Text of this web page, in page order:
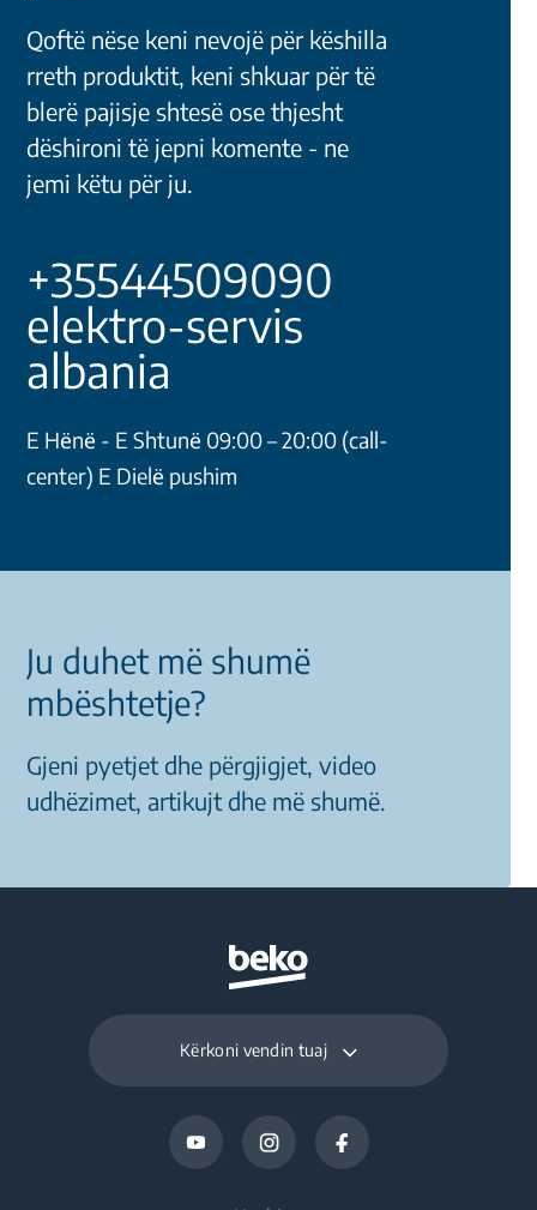
Qoftë nëse keni nevojë për këshilla
rreth produktit, keni shkuar për të
blerë pajisje shtesë ose thjesht
dëshironi të jepni komente - ne
jemi këtu për ju.
+35544509090
elektro-servis
albania
E Hёnё - E Shtunё 09:00 – 20:00 (call-
center) E Dielё pushim
Ju duhet më shumë
mbështetje?
Gjeni pyetjet dhe përgjigjet, video
udhëzimet, artikujt dhe më shumë.
Kërkoni vendin tuaj